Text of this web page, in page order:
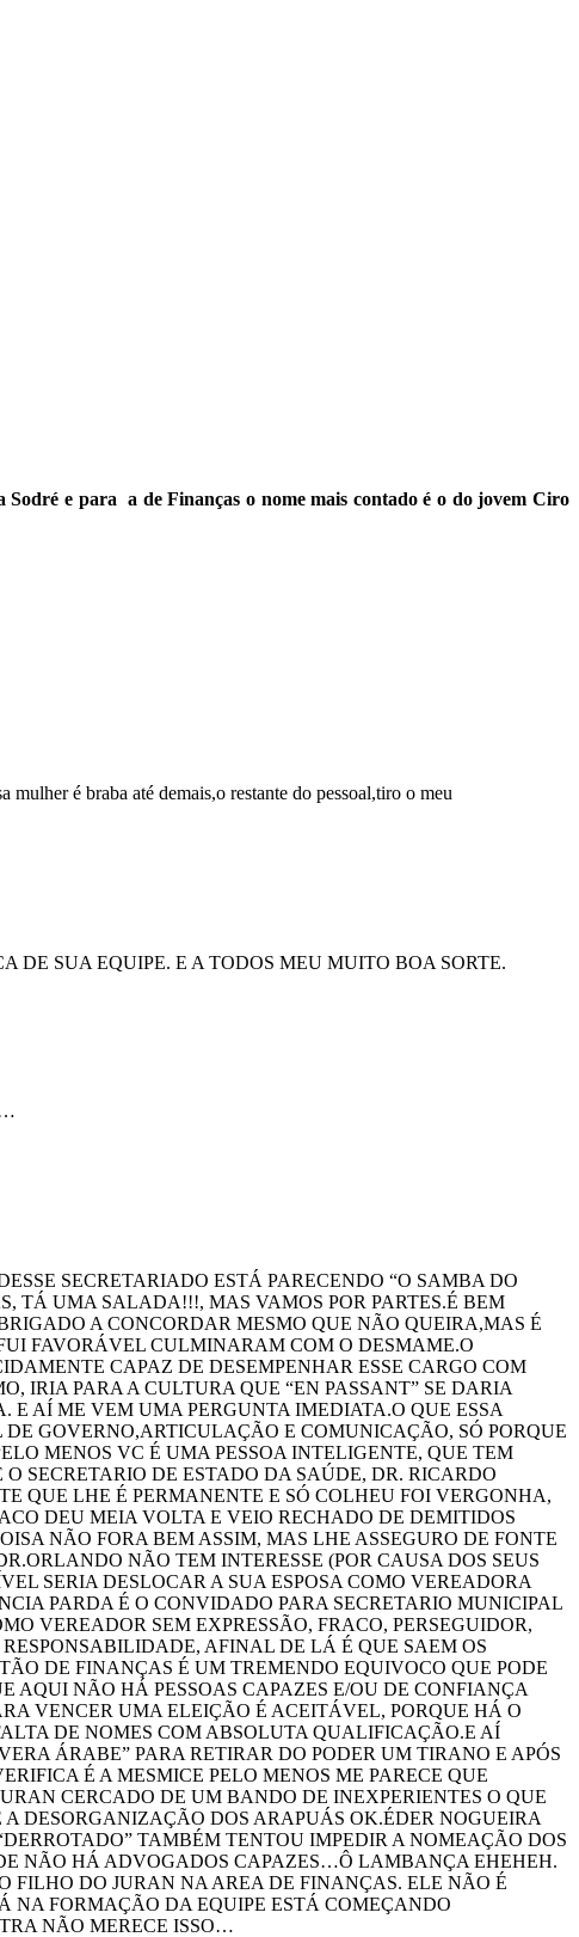
e para a de Finanças o nome mais contado é o do jovem Ciro
é braba até demais,o restante do pessoal,tiro o meu
DE SUA EQUIPE. E A TODOS MEU MUITO BOA SORTE.
SECRETARIADO ESTÁ PARECENDO “O SAMBA DO
TÁ UMA SALADA!!!, MAS VAMOS POR PARTES.É BEM
A CONCORDAR MESMO QUE NÃO QUEIRA,MAS É
FAVORÁVEL CULMINARAM COM O DESMAME.O
CAPAZ DE DESEMPENHAR ESSE CARGO COM
IRIA PARA A CULTURA QUE “EN PASSANT” SE DARIA
E AÍ ME VEM UMA PERGUNTA IMEDIATA.O QUE ESSA
GOVERNO,ARTICULAÇÃO E COMUNICAÇÃO, SÓ PORQUE
MENOS VC É UMA PESSOA INTELIGENTE, QUE TEM
SECRETARIO DE ESTADO DA SAÚDE, DR. RICARDO
QUE LHE É PERMANENTE E SÓ COLHEU FOI VERGONHA,
DEU MEIA VOLTA E VEIO RECHADO DE DEMITIDOS
NÃO FORA BEM ASSIM, MAS LHE ASSEGURO DE FONTE
NÃO TEM INTERESSE (POR CAUSA DOS SEUS
SERIA DESLOCAR A SUA ESPOSA COMO VEREADORA
PARDA É O CONVIDADO PARA SECRETARIO MUNICIPAL
VEREADOR SEM EXPRESSÃO, FRACO, PERSEGUIDOR,
AFINAL DE LÁ É QUE SAEM OS
DE FINANÇAS É UM TREMENDO EQUIVOCO QUE PODE
AQUI NÃO HÁ PESSOAS CAPAZES E/OU DE CONFIANÇA
VENCER UMA ELEIÇÃO É ACEITÁVEL, PORQUE HÁ O
DE NOMES COM ABSOLUTA QUALIFICAÇÃO.E AÍ
ÁRABE” PARA RETIRAR DO PODER UM TIRANO E APÓS
É A MESMICE PELO MENOS ME PARECE QUE
CERCADO DE UM BANDO DE INEXPERIENTES O QUE
DESORGANIZAÇÃO DOS ARAPUÁS OK.ÉDER NOGUEIRA
TAMBÉM TENTOU IMPEDIR A NOMEAÇÃO DOS
NÃO HÁ ADVOGADOS CAPAZES…Ô LAMBANÇA EHEHEH.
FILHO DO JURAN NA AREA DE FINANÇAS. ELE NÃO É
NA FORMAÇÃO DA EQUIPE ESTÁ COMEÇANDO
NÃO MERECE ISSO…